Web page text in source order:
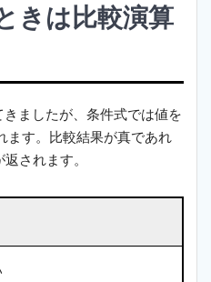
きは比較演算
ましたが、条件式では値を
ます。比較結果が真であれ
されます。